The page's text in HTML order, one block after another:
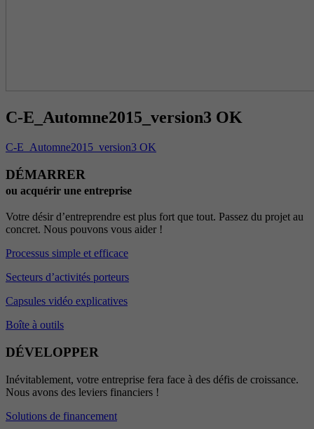
C-E_Automne2015_version3 OK
C-E_Automne2015_version3 OK
DÉMARRER
ou acquérir une entreprise
Votre désir d’entreprendre est plus fort que tout. Passez du projet au
concret. Nous pouvons vous aider !
Processus simple et efficace
Secteurs d’activités porteurs
Capsules vidéo explicatives
Boîte à outils
DÉVELOPPER
Inévitablement, votre entreprise fera face à des défis de croissance.
Nous avons des leviers financiers !
Solutions de financement